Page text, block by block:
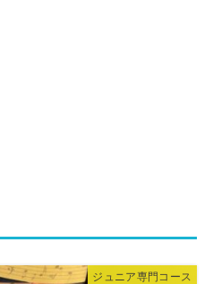
ジュニア専門コース